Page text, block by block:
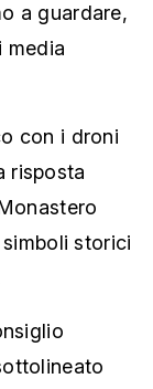
a guardare,
media
con i droni
risposta
storici